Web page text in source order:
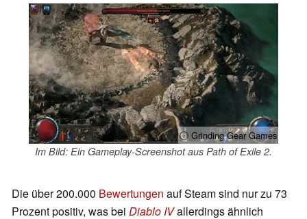
ⓘ Grinding Gear Games
Im Bild: Ein Gameplay-Screenshot aus Path of Exile 2.
Die über 200.000 Bewertungen auf Steam sind nur zu 73
Prozent positiv, was bei Diablo IVallerdings ähnlich